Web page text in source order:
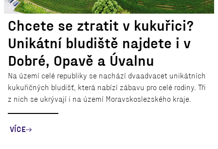
Chcete se ztratit v kukuřici?
Unikátní bludiště najdete i v
Dobré, Opavě a Úvalnu
Na území celé republiky se nachází dvaadvacet unikátních
kukuřičných bludišť, která nabízí zábavu pro celé rodiny. Tři
z nich se ukrývají i na území Moravskoslezského kraje.
VÍCE